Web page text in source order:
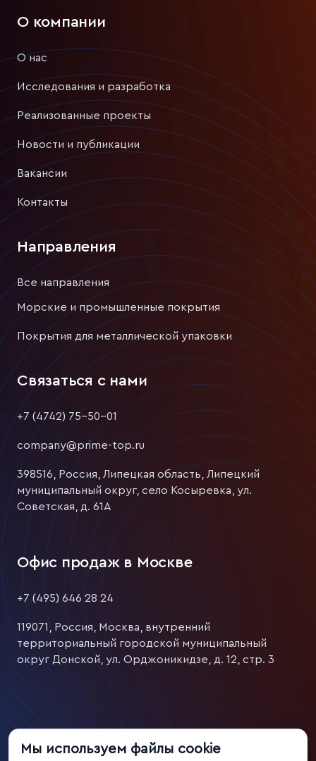
О компании
О нас
Исследования и разработка
Реализованные проекты
Новости и публикации
Вакансии
Контакты
Направления
Все направления
Морские и промышленные покрытия
Покрытия для металлической упаковки
Связаться с нами
+7 (4742) 75-50-01
company@prime-top.ru
398516, Россия, Липецкая область, Липецкий
муниципальный округ, село Косыревка, ул.
Советская, д. 61А
Офис продаж в Москве
+7 (495) 646 28 24
119071, Россия, Москва, внутренний
территориальный городской муниципальный
округ Донской, ул. Орджоникидзе, д. 12, стр. 3
Мы используем файлы cookie